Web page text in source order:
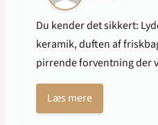
Du kender det sikkert:
keramik, duften af
pirrende forventning der
Læs mere